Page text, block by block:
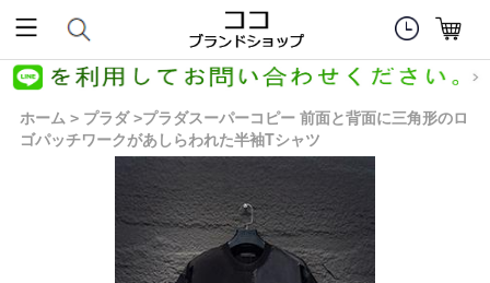
ホーム > プラダ >プラダスーパーコピー 前面と背面に三角形のロ
ゴパッチワークがあしらわれた半袖Tシャツ